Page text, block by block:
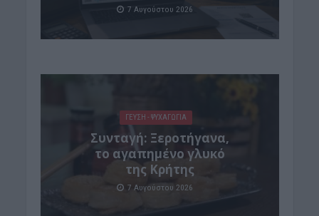
7 Αυγούστου 2026
ΓΕΎΣΗ - ΨΥΧΑΓΩΓΊΑ
Συνταγή: Ξεροτήγανα,
το αγαπημένο γλυκό
της Κρήτης
7 Αυγούστου 2026